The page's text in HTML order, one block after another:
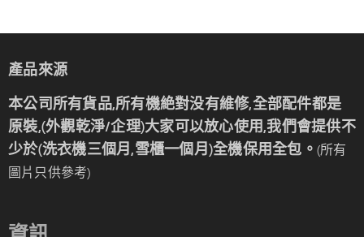
產品來源
本公司所有貨品,所有機絶對没有維修,全部配件都是
原裝,(外觀乾淨/企理)大家可以放心使用,我們會提供不
少於(洗衣機三個月,雪櫃一個月)全機保用全包。 (所有
圖片只供參考)